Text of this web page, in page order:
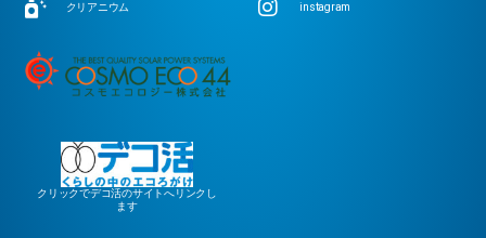
クリアニウム instagram
クリックでデコ活のサイトへリンクし
ます